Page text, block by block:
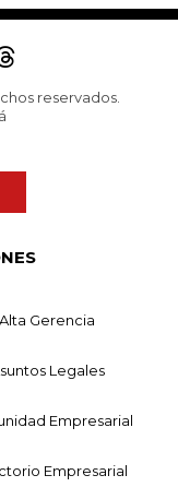
reservados.
Alta Gerencia
Legales
Empresarial
Empresarial